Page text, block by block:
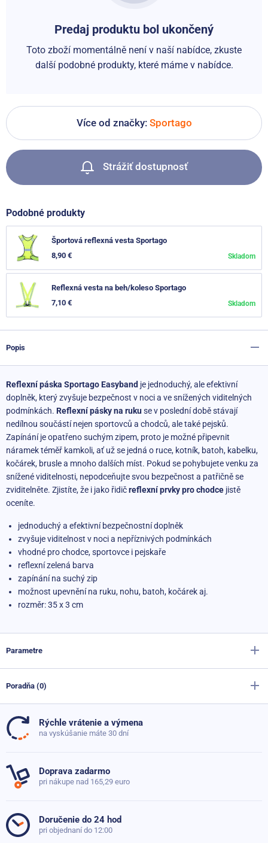
Predaj produktu bol ukončený
Toto zboží momentálně není v naší nabídce, zkuste
další podobné produkty, které máme v nabídce.
Více od značky: Sportago
Strážiť dostupnosť
Podobné produkty
Športová reflexná vesta Sportago
8,90 €
Skladom
Reflexná vesta na beh/koleso Sportago
7,10 €
Skladom
Popis
Reflexní páska Sportago Easyband je jednoduchý, ale efektivní
doplněk, který zvyšuje bezpečnost v noci a ve snížených viditelných
podmínkách. Reflexní pásky na rukuse v poslední době stávají
nedílnou součástí nejen sportovců a chodců, ale také pejsků.
Zapínání je opatřeno suchým zipem, proto je možné připevnit
náramek téměř kamkoli, ať už se jedná o ruce, kotník, batoh, kabelku,
kočárek, brusle a mnoho dalších míst. Pokud se pohybujete venku za
snížené viditelnosti, nepodceňujte svou bezpečnost a patřičně se
zviditelněte. Zjistíte, že i jako řidičreflexní prvky pro chodce jistě
oceníte.
jednoduchý a efektivní bezpečnostní doplněk
zvyšuje viditelnost v noci a nepříznivých podmínkách
vhodné pro chodce, sportovce i pejskaře
reflexní zelená barva
zapínání na suchý zip
možnost upevnění na ruku, nohu, batoh, kočárek aj.
rozměr: 35 x 3 cm
Parametre
Výrobca
Farba
Poradňa (0)
Doteraz neboli pridané žiadne otázky. Pýtajte sa nás,
Položiť dotaz
Rýchle vrátenie a výmena
na vyskúšanie máte 30 dní
Doprava zadarmo
pri nákupe nad 165,29 euro
Doručenie do 24 hod
pri objednaní do 12:00